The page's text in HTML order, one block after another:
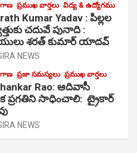
ప్రముఖ వార్తలు విద్య & ఉద్యోగము
Kumar Yadav : పిల్లల
చదువే పునాది :
శరత్ కుమార్ యాదవ్
NEWS
ప్రజా సమస్యలు ప్రముఖ వార్తలు
Rao: ఆదివాసీ
ప్రగతిని సాధించాలి: ట్రైకార్
NEWS